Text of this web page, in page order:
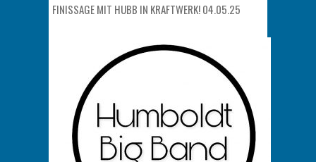
FINISSAGE MIT HUBB IN KRAFTWERK! 04.05.25